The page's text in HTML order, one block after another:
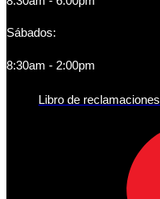
Sábados:
8:30am - 2:00pm
Libro de reclamaciones